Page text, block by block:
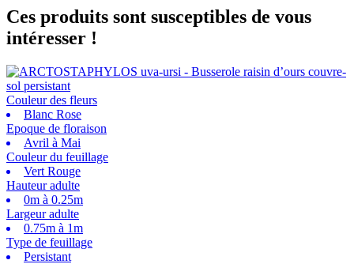
Ces produits sont susceptibles de vous
intéresser !
Couleur des fleurs
Blanc Rose
Epoque de floraison
Avril à Mai
Couleur du feuillage
Vert Rouge
Hauteur adulte
0m à 0.25m
Largeur adulte
0.75m à 1m
Type de feuillage
Persistant